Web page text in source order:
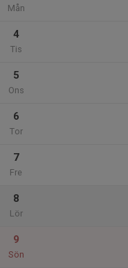
Mån
4
Tis
5
Ons
6
Tor
7
Fre
8
Lör
9
Sön